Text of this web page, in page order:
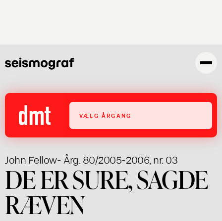
VÆLG ÅRGANG
John Fellow- Årg. 80/2005-2006, nr. 03
DE ER SURE, SAGDE
RÆVEN